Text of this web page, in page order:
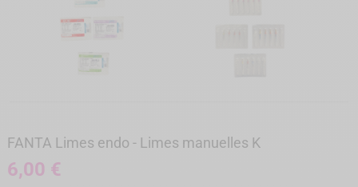
FANTA Limes endo - Limes manuelles K
6,00 €